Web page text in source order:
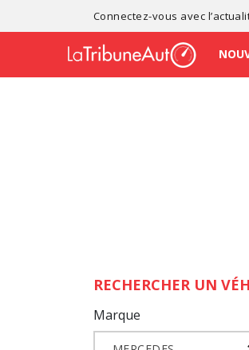
Connectez-vous avec l’
RECHERCHER UN
Marque